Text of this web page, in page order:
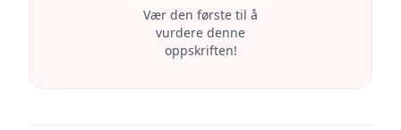
Vær den første til å
vurdere denne
oppskriften!